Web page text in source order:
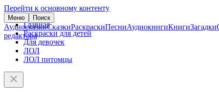
Перейти к основному контенту
Меню Поиск
АудиосказкиСказкиРаскраскиПесниАудиокнигиКнигиЗагадки
редактора
Главная
Раскраски для детей
Для девочек
ЛОЛ
ЛОЛ питомцы